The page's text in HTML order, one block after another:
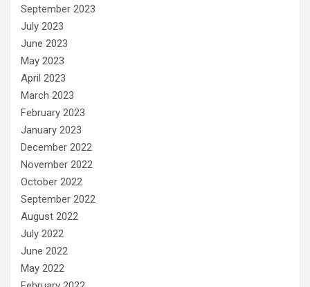
September 2023
July 2023
June 2023
May 2023
April 2023
March 2023
February 2023
January 2023
December 2022
November 2022
October 2022
September 2022
August 2022
July 2022
June 2022
May 2022